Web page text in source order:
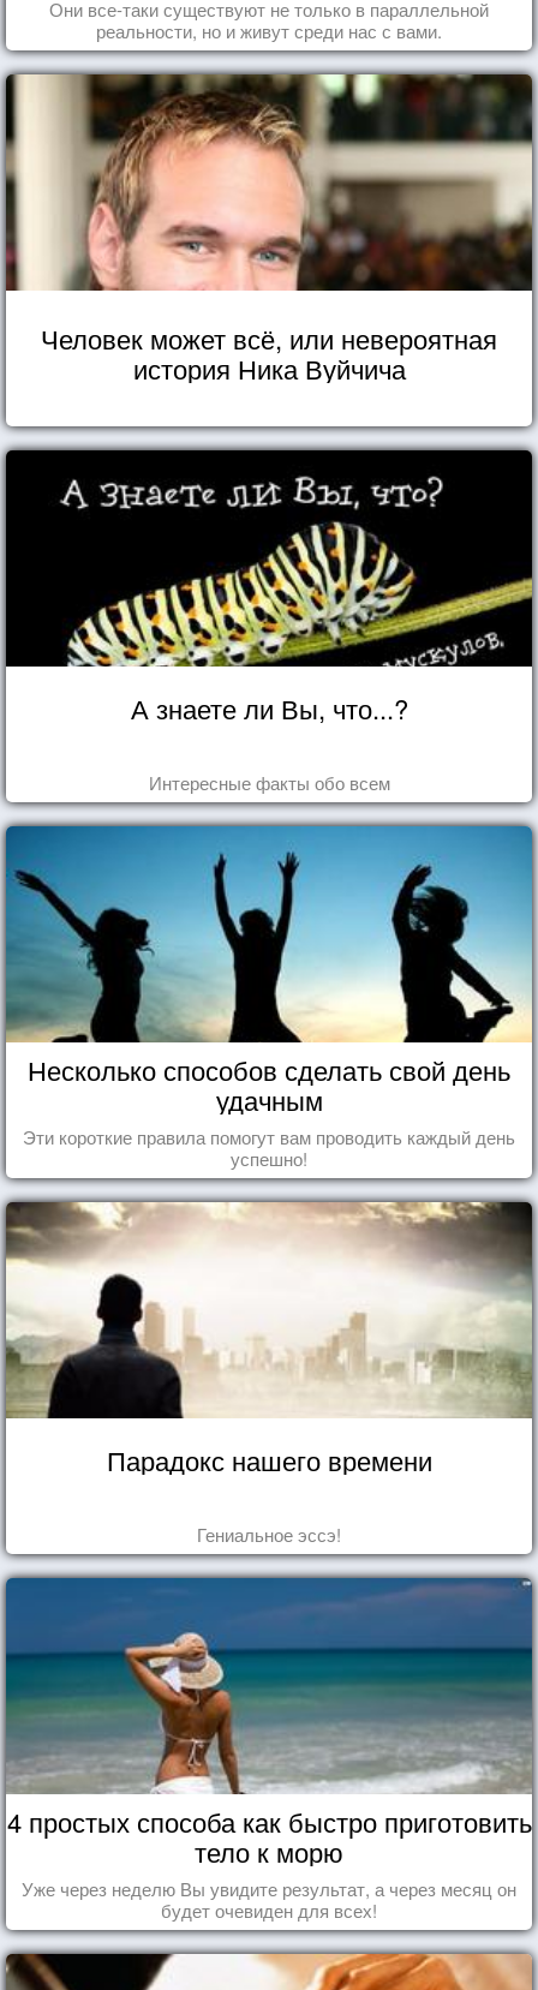
Они все-таки существуют не только в параллельной
реальности, но и живут среди нас с вами.
Человек может всё, или невероятная
история Ника Вуйчича
А знаете ли Вы, что...?
Интересные факты обо всем
Несколько способов сделать свой день
удачным
Эти короткие правила помогут вам проводить каждый день
успешно!
Парадокс нашего времени
Гениальное эссэ!
4 простых способа как быстро приготовить
тело к морю
Уже через неделю Вы увидите результат, а через месяц он
будет очевиден для всех!